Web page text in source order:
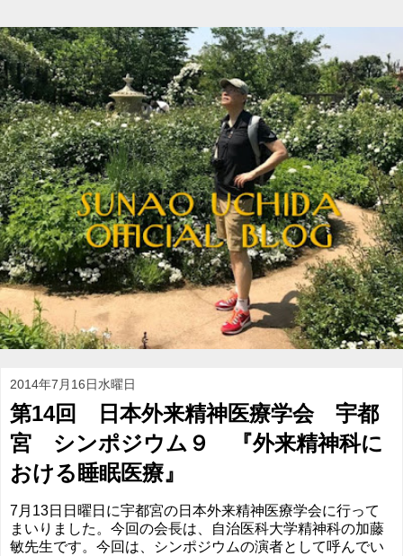
2014年7月16日水曜日
第14回 日本外来精神医療学会 宇都
宮 シンポジウム９ 『外来精神科に
おける睡眠医療』
7月13日日曜日に宇都宮の日本外来精神医療学会に行って
まいりました。今回の会長は、自治医科大学精神科の加藤
敏先生です。今回は、シンポジウムの演者として呼んでい